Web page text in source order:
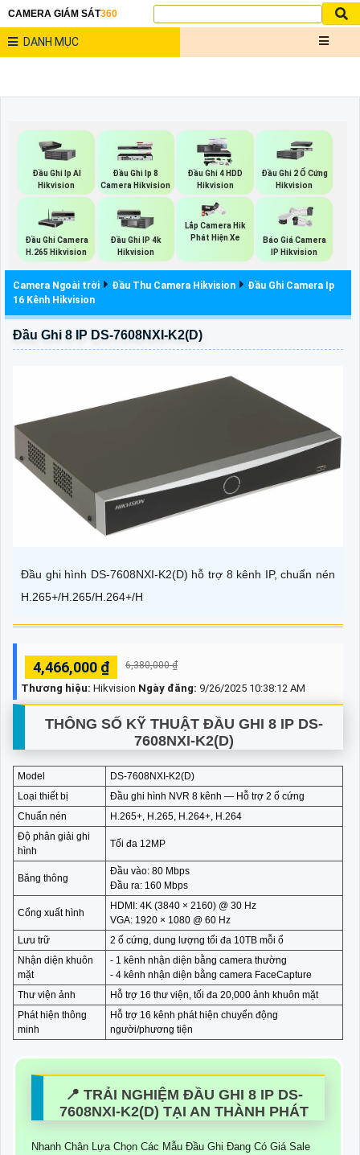
CAMERA GIÁM SÁT360
DANH MỤC
Đầu Ghi Ip AI
Hikvision
Đầu Ghi Ip 8
Camera Hikvision
Đầu Ghi 4 HDD
Hikvision
Đầu Ghi 2 Ổ Cứng
Hikvision
Đầu Ghi Camera
H.265 Hikvision
Đầu Ghi IP 4k
Hikvision
Lắp Camera Hik
Phát Hiện Xe
Báo Giá Camera
IP Hikvision
Camera Ngoài trời Đầu Thu Camera Hikvision
Đầu Ghi Camera Ip
16 Kênh Hikvision
Đầu Ghi 8 IP DS-7608NXI-K2(D)
Đầu ghi hình DS-7608NXI-K2(D) hỗ trợ 8 kênh IP, chuẩn nén
H.265+/H.265/H.264+/H
4,466,000 ₫ 6,380,000 ₫
Thương hiệu: Hikvision Ngày đăng: 9/26/2025 10:38:12 AM
THÔNG SỐ KỸ THUẬT ĐẦU GHI 8 IP DS-
7608NXI-K2(D)
Model
DS-7608NXI-K2(D)
Loại thiết bị
Đầu ghi hình NVR 8 kênh — Hỗ trợ 2 ổ cứng
Chuẩn nén
H.265+, H.265, H.264+, H.264
Độ phân giải ghi
hình
Tối đa 12MP
Băng thông
Đầu vào: 80 Mbps
Đầu ra: 160 Mbps
Cổng xuất hình
HDMI: 4K (3840 × 2160) @ 30 Hz
VGA: 1920 × 1080 @ 60 Hz
Lưu trữ
2 ổ cứng, dung lượng tối đa 10TB mỗi ổ
Nhận diện khuôn
mặt
- 1 kênh nhận diện bằng camera thường
- 4 kênh nhận diện bằng camera FaceCapture
Thư viện ảnh
Hỗ trợ 16 thư viện, tối đa 20,000 ảnh khuôn mặt
Phát hiện thông
minh
Hỗ trợ 16 kênh phát hiện chuyển động
người/phương tiện
📍 TRẢI NGHIỆM ĐẦU GHI 8 IP DS-
7608NXI-K2(D) TẠI AN THÀNH PHÁT
Nhanh Chân Lựa Chọn Các Mẫu Đầu Ghi Đang Có Giá Sale